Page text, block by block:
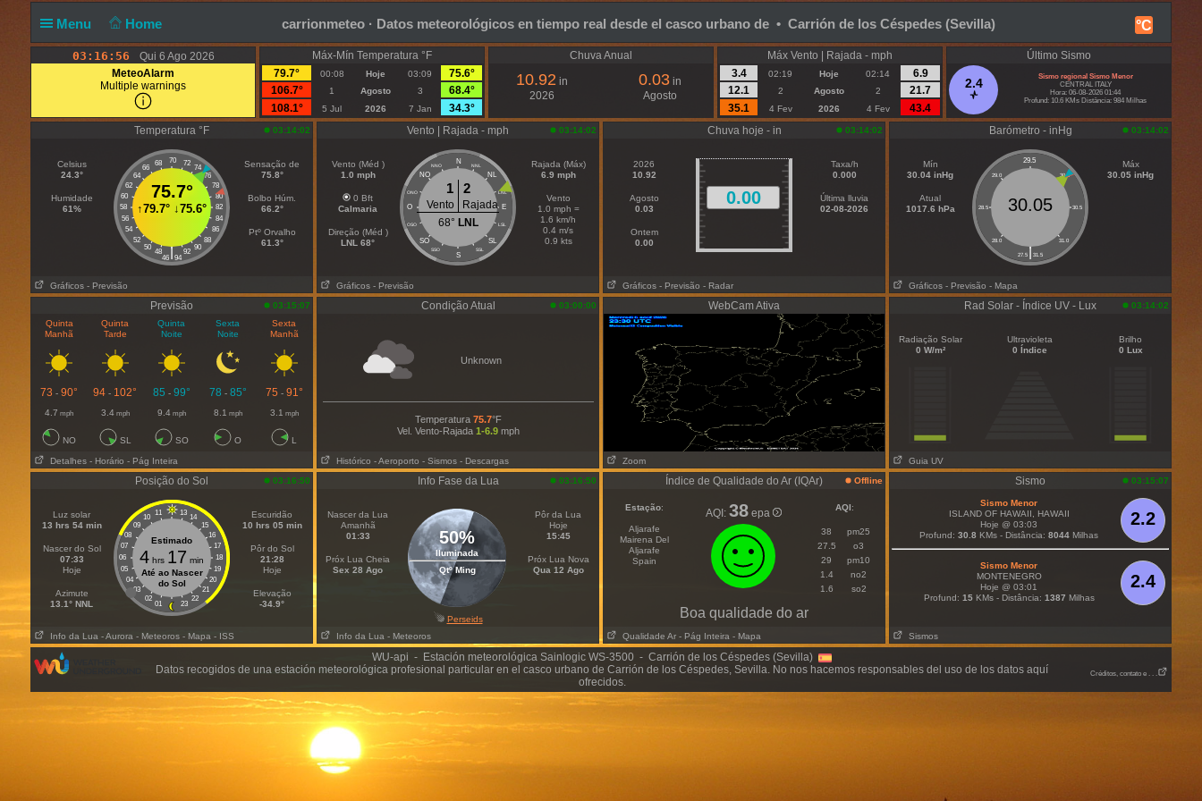
Menu Home °C
carrionmeteo · Datos meteorológicos en tiempo real desde el casco urbano de • Carrión de los Céspedes (Sevilla)
03:16:57
Qui 6 Ago 2026
MeteoAlarm
Multiple warnings
Máx-Mín Temperatura °F
79.7°
00:08 Hoje 03:09
75.6°
106.7°
1 Agosto 3
68.4°
108.1°
5 Jul 2026 7 Jan 34.3°
Chuva Anual
10.92 in
2026
0.03 in
Agosto
Máx Vento | Rajada - mph
3.4
02:19 Hoje 02:14
6.9
12.1
2 Agosto 2
21.7
35.1
4 Fev 2026 4 Fev 43.4
Último Sismo
2.4
Sismo regional Sismo Menor
CENTRAL ITALY
Hora: 06-08-2026 01:44
Profund: 10.6 KMs Distância: 984 Milhas
Temperatura °F 03:14:02
Celsius
24.3°
Humidade
61%
70
68 72
66
74
64
76
62
78
60
80
58
82
56
84
54
86
52
88
50
90
48 92
|
46 94
75.7°
↑79.7° ↓75.6°
Sensação de
75.8°
Bolbo Húm.
66.2°
Ptº Orvalho
61.3°
Gráficos - Previsão
Vento | Rajada - mph 03:14:02
Vento (Méd )
1.0 mph
0 Bft
Calmaria
Direção (Méd )
LNL 68°
N
NNO NNL
NO NL
ONO LNL
O E
OSO LSL
SO SL
SSO SSL
S
1 2
Vento
Rajada
68° LNL
Rajada (Máx)
6.9 mph
Vento
1.0 mph =
1.6 km/h
0.4 m/s
0.9 kts
Gráficos - Previsão
Chuva hoje - in 03:14:02
2026
10.92
Agosto
0.03
Ontem
0.00
0.00
Taxa/h
0.000
Última lluvia
02-08-2026
Gráficos - Previsão - Radar
Barómetro - inHg 03:14:02
Mín
30.04 inHg
Atual
1017.6 hPa
29.5
29.0 30.0
28.5 30.5
28.0 31.0
|
27.5 31.5
30.05
Máx
30.05 inHg
Gráficos - Previsão - Mapa
Previsão
03:15:07
Quinta
Manhã
Quinta
Tarde
Quinta
Noite
Sexta
Noite
Sexta
Manhã
73 - 90° 94 - 102° 85 - 99° 78 - 85° 75 - 91°
4.7 mph 3.4 mph 9.4 mph 8.1 mph 3.1 mph
NO SL SO O L
Detalhes - Horário - Pág Inteira
Condição Atual 03:00:00
Unknown
Temperatura 75.7°F
Vel. Vento-Rajada 1-6.9mph
Histórico - Aeroporto - Sismos - Descargas
WebCam Ativa
Zoom
Rad Solar - Índice UV - Lux 03:14:02
Radiação Solar
0 W/m²
Ultravioleta
0 Índice
Brilho
0 Lux
Guia UV
Posição do Sol 03:16:50
Luz solar
13 hrs 54 min
Nascer do Sol
07:33
Hoje
Azimute
13.1° NNL
11 13
10
14
09
15
08
16
07
17
06
18
05
19
04
20
03
21
02
22
01 23
Estimado
4 hrs 17 min
Até ao Nascer
do Sol
Escuridão
10 hrs 05 min
Pôr do Sol
21:28
Hoje
Elevação
-34.9°
Info da Lua - Aurora - Meteoros - Mapa - ISS
Info Fase da Lua 03:16:50
Nascer da Lua
Amanhã
01:33
Próx Lua Cheia
Sex 28 Ago
50%
Iluminada
Qtº Ming
Pôr da Lua
Hoje
15:45
Próx Lua Nova
Qua 12 Ago
Perseids
Info da Lua - Meteoros
Índice de Qualidade do Ar (IQAr) Offline
Estação:
Aljarafe
Mairena Del
Aljarafe
Spain
AQI: 38 epa AQI:
38
pm25
27.5
o3
29
pm10
1.4
no2
1.6
so2
Boa qualidade do ar
Qualidade Ar - Pág Inteira - Mapa
Sismo 03:15:07
2.2
Sismo Menor
ISLAND OF HAWAII, HAWAII
Hoje @ 03:03
Profund: 30.8 KMs - Distância: 8044 Milhas
2.4
Sismo Menor
MONTENEGRO
Hoje @ 03:01
Profund: 15KMs - Distância: 1387 Milhas
Sismos
WU-api - Estación meteorológica Sainlogic WS-3500 - Carrión de los Céspedes (Sevilla)
Datos recogidos de una estación meteorológica profesional particular en el casco urbano de Carrión de los Céspedes, Sevilla. No nos hacemos responsables del uso de los datos aquí
ofrecidos.
Créditos, contato e . . .